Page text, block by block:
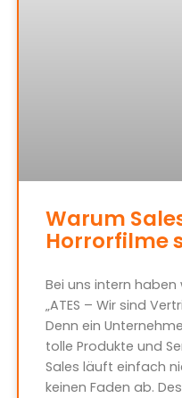
Warum
Horrorfilme
Bei uns intern
„ATES – Wir sind
Denn ein
tolle Produkte und
Sales läuft einfach
keinen Faden ab.